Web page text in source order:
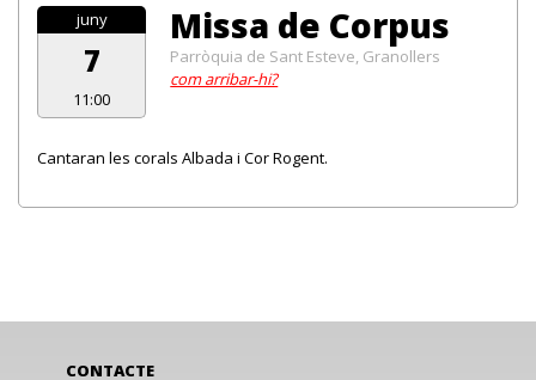
juny
7
11:00
Missa de Corpus
Parròquia de Sant Esteve, Granollers
com arribar-hi?
Cantaran les corals Albada i Cor Rogent.
CONTACTE